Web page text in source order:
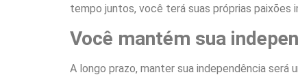
tempo juntos, você terá suas próprias paixões
Você mantém sua
A longo prazo, manter sua independência será